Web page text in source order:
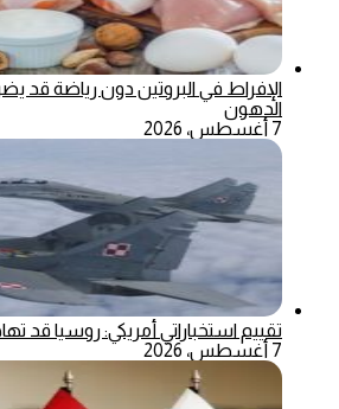
الإفراط في البروتين دون رياضة قد
الدهون
7 أغسطس، 2026
تقييم استخباراتي أمريكي: روسيا قد تهاجم
7 أغسطس، 2026